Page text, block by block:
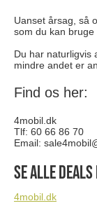
Uanset årsag, så
som du kan
Du har naturligvis
mindre andet er
Find os her:
4mobil.dk
Tlf: 60 66 86 70
Email:
Se alle
4mobil.dk